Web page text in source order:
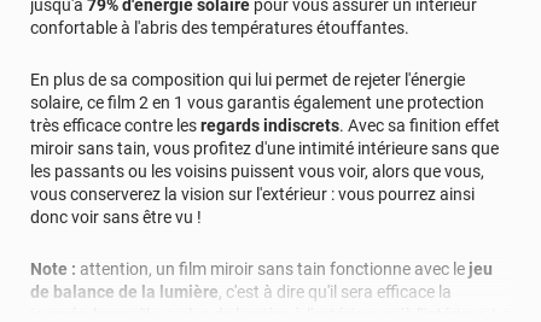
donner entière satisfaction. Bonne journée, L'équipe
*****
Il y a 509 jours
Produit de qualité
*****
Il y a 610 jours
Résultats au top
Très bon produit
jusqu'à 79% d'énergie solaire pour vous assurer un intérieur
confortable à l'abris des températures étouffantes.
En plus de sa composition qui lui permet de rejeter l'énergie
solaire, ce film 2 en 1 vous garantis également une protection
très efficace contre lesregards indiscrets. Avec sa finition effet
miroir sans tain, vous profitez d'une intimité intérieure sans que
les passants ou les voisins puissent vous voir, alors que vous,
vous conserverez la vision sur l'extérieur : vous pourrez ainsi
donc voir sans être vu !
Note : attention, un film miroir sans tain fonctionne avec le jeu
de balance de la lumière , c'est à dire qu'il sera efficace la